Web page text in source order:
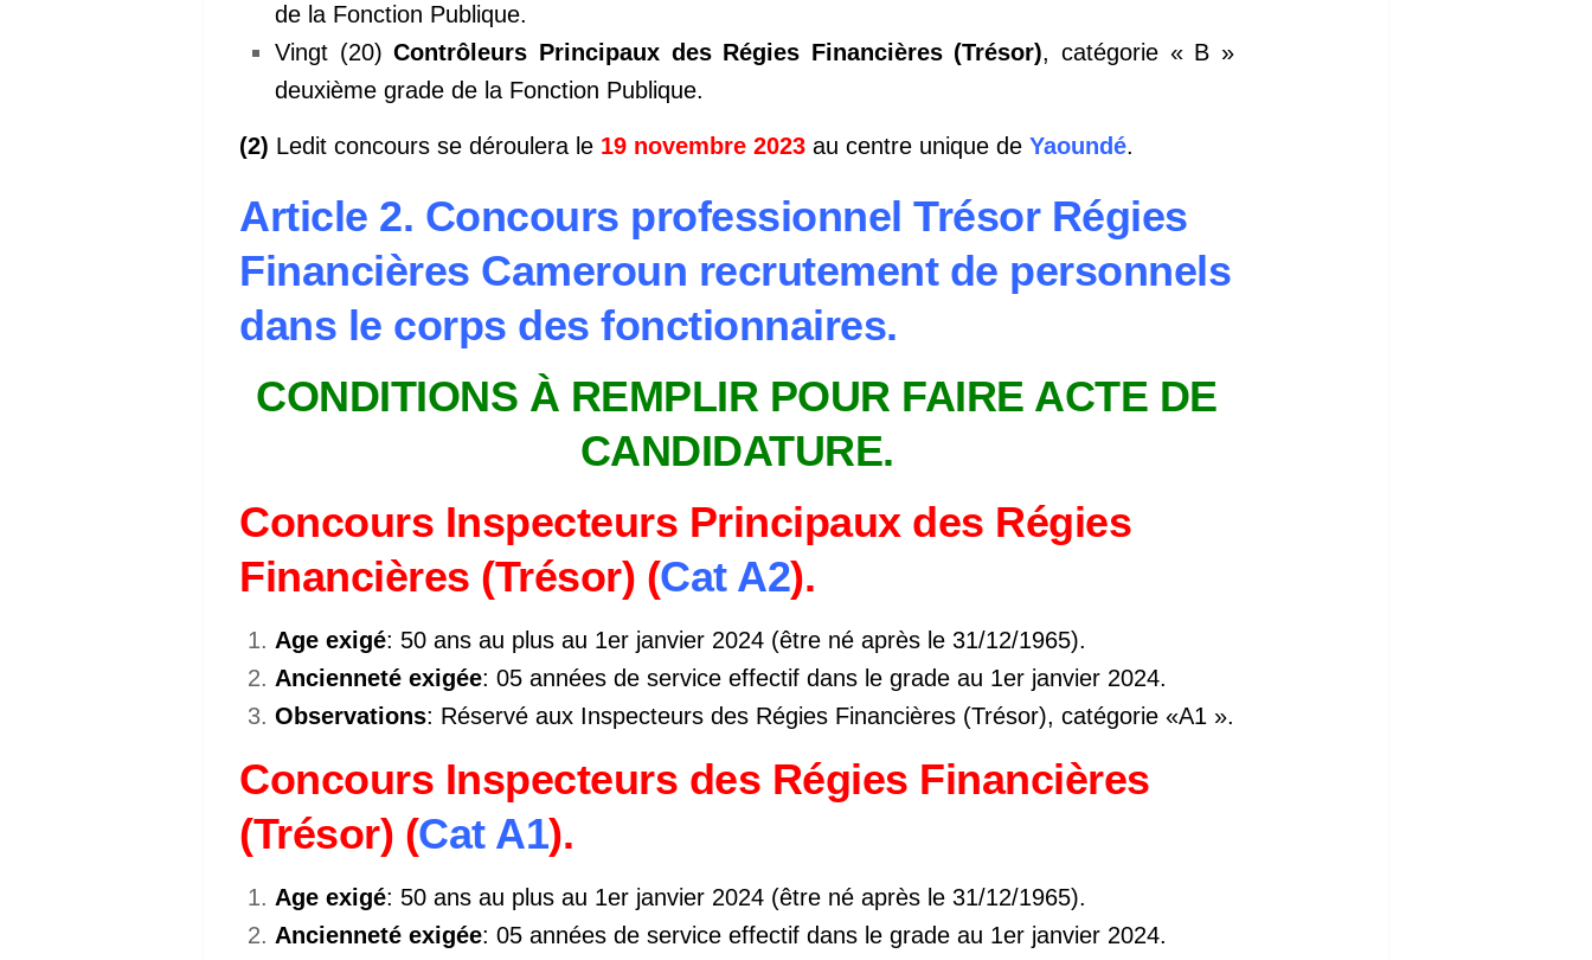
de la Fonction Publique.
Vingt (20)Contrôleurs Principaux des Régies Financières (Trésor), catégorie « B »
deuxième grade de la Fonction Publique.
(2) Ledit concours se déroulera le 19 novembre 2023 au centre unique de Yaoundé.
Article 2. Concours professionnel Trésor Régies
Financières Cameroun recrutement de personnels
dans le corps des fonctionnaires.
CONDITIONS À REMPLIR POUR FAIRE ACTE DE
CANDIDATURE.
Concours Inspecteurs Principaux des Régies
Financières (Trésor) (Cat A2).
Age exigé: 50 ans au plus au 1er janvier 2024 (être né après le 31/12/1965).
Ancienneté exigée: 05 années de service effectif dans le grade au 1er janvier 2024.
Observations: Réservé aux Inspecteurs des Régies Financières (Trésor), catégorie «A1 ».
Concours Inspecteurs des Régies Financières
(Trésor) (Cat A1).
Age exigé: 50 ans au plus au 1er janvier 2024 (être né après le 31/12/1965).
Ancienneté exigée: 05 années de service effectif dans le grade au 1er janvier 2024.